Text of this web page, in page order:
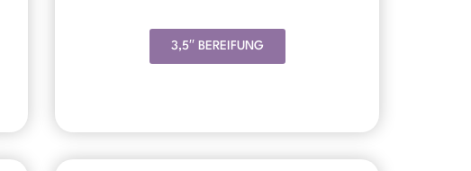
3,5′′ BEREIFUNG